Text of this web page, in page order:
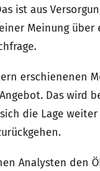
ist aus
Meinung
erschienenen
Das wird
die Lage
Analysten den